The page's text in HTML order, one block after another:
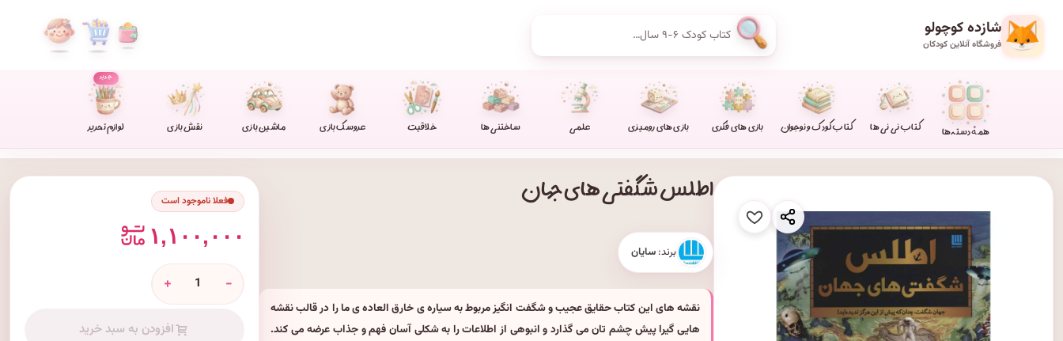
شازده کوچولو
فروشگاه آنلاین کودکان
همهٔ دسته‌ها کتاب نی نی ها کتاب کودک و نوجوان بازی های فکری بازی های رومیزی علمی ساختنی ها خلاقیت عروسک بازی ماشین بازی نقش بازی لوازم تحریر
جدید
اطلس شگفتی های جهان
برند: سایان
نقشه های این کتاب حقایق عجیب و شگفت انگیز مربوط به سیاره ی خارق العاده ی ما را در قالب نقشه
هایی گیرا پیش چشم تان می گذارد و انبوهی از اطلاعات را به شکلی آسان فهم و جذاب عرضه می کند.
فعلا ناموجود است
۱,۱۰۰,۰۰۰
-
+
افزودن به سبد خرید